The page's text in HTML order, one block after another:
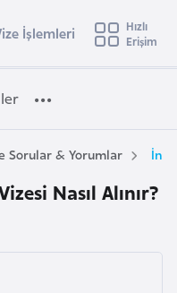
e
İşlemleri
Hızlı
Erişim
Sorular & Yorumlar
Nasıl Alınır?